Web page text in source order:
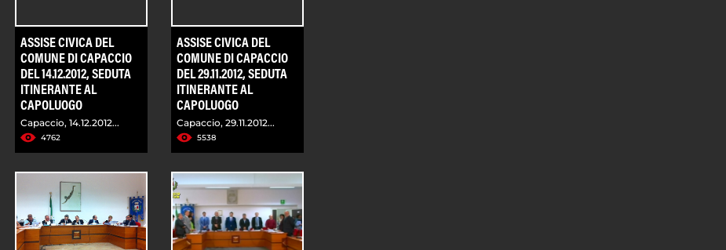
ASSISE CIVICA DEL
COMUNE DI CAPACCIO
DEL 14.12.2012, SEDUTA
ITINERANTE AL
CAPOLUOGO
Capaccio, 14.12.2012...
4762
ASSISE CIVICA DEL
COMUNE DI CAPACCIO
DEL 29.11.2012, SEDUTA
ITINERANTE AL
CAPOLUOGO
Capaccio, 29.11.2012...
5538